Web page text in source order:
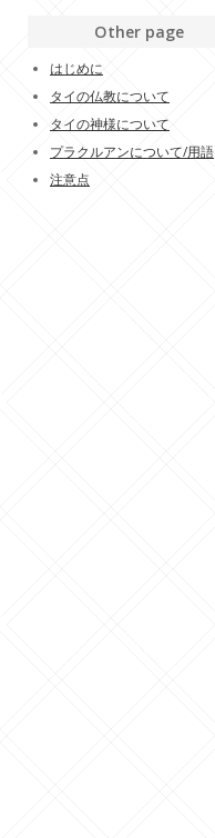
Other page
はじめに
タイの仏教について
タイの神様について
プラクルアンについて/用語
注意点